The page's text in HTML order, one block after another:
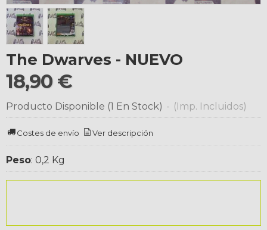
The Dwarves - NUEVO
18,90 €
Producto Disponible (1 En Stock) - (Imp. Incluidos)
Costes de envío Ver descripción
Peso: 0,2 Kg